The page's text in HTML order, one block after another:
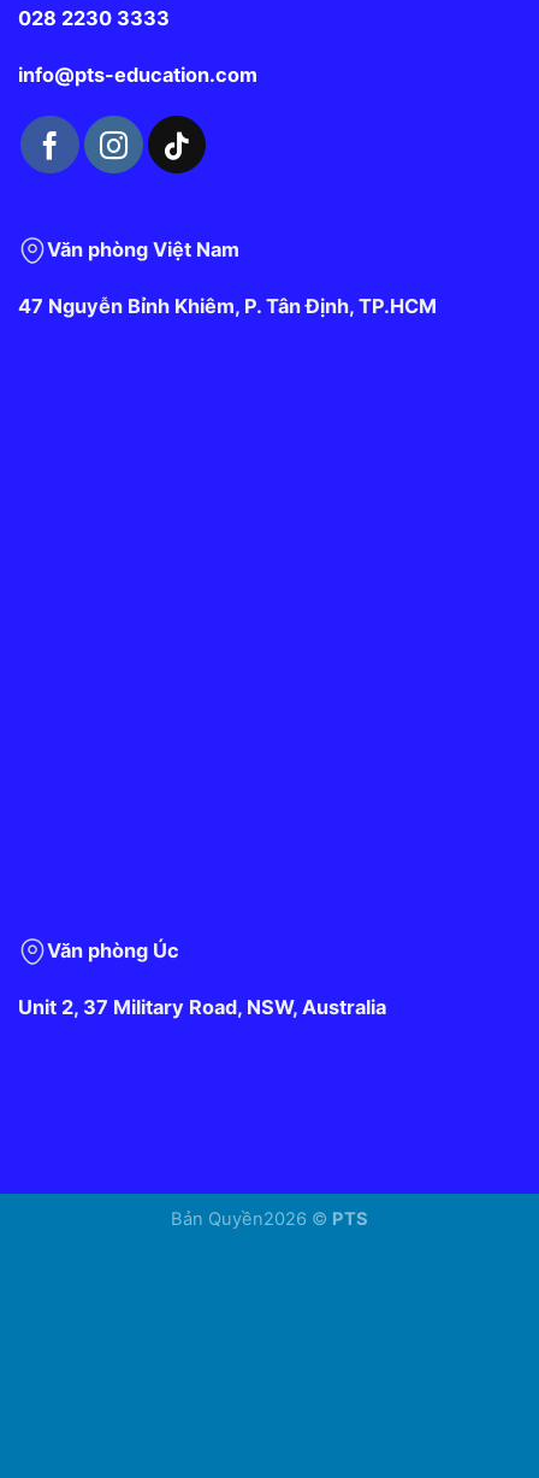
028 2230 3333
info@pts-education.com
Văn phòng Việt Nam
47 Nguyễn Bỉnh Khiêm, P. Tân Định, TP.HCM
Văn phòng Úc
Unit 2, 37 Military Road, NSW, Australia
Bản Quyền2026 © PTS